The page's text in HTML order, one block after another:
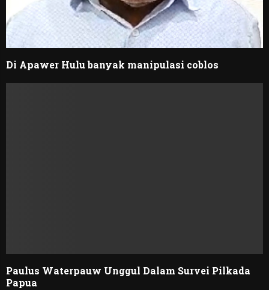
Di Apawer Hulu banyak manipulasi coblos
Paulus Waterpauw Unggul Dalam Survei Pilkada
Papua